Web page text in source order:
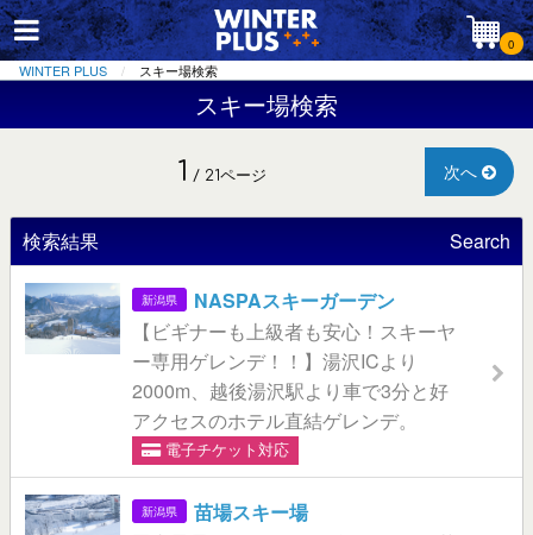
0
WINTER PLUS スキー場検索
スキー場検索
1 / 21ページ 次へ
検索結果 Search
新潟県
NASPAスキーガーデン
【ビギナーも上級者も安心！スキーヤ
ー専用ゲレンデ！！】湯沢ICより
2000m、越後湯沢駅より車で3分と好
アクセスのホテル直結ゲレンデ。
電子チケット対応
新潟県
苗場スキー場